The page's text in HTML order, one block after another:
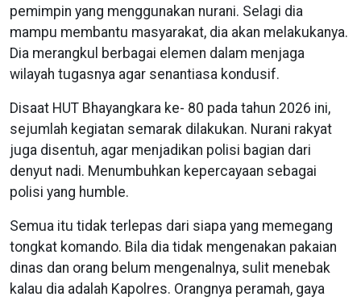
pemimpin yang menggunakan nurani. Selagi dia
mampu membantu masyarakat, dia akan melakukanya.
Dia merangkul berbagai elemen dalam menjaga
wilayah tugasnya agar senantiasa kondusif.
Disaat HUT Bhayangkara ke- 80 pada tahun 2026 ini,
sejumlah kegiatan semarak dilakukan. Nurani rakyat
juga disentuh, agar menjadikan polisi bagian dari
denyut nadi. Menumbuhkan kepercayaan sebagai
polisi yang humble.
Semua itu tidak terlepas dari siapa yang memegang
tongkat komando. Bila dia tidak mengenakan pakaian
dinas dan orang belum mengenalnya, sulit menebak
kalau dia adalah Kapolres. Orangnya peramah, gaya